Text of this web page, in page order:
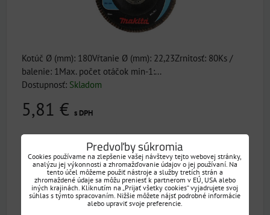
Kotúč Ø (mm): 180Vŕtanie Ø (mm): 22,23Zrnitosť: 80Ks /
balenie: 1Max. počet otáčok min-1:...
Dostupnosť: Skladom
5,81 € s DPH
7,27 €s DPH Zľava 1,45 €
ks DO KOŠÍKA
P-65458
Predvoľby súkromia
Cookies používame na zlepšenie vašej návštevy tejto webovej stránky,
analýzu jej výkonnosti a zhromažďovanie údajov o jej používaní. Na
tento účel môžeme použiť nástroje a služby tretích strán a
zhromaždené údaje sa môžu preniesť k partnerom v EÚ, USA alebo
iných krajinách. Kliknutím na „Prijať všetky cookies“ vyjadrujete svoj
súhlas s týmto spracovaním. Nižšie môžete nájsť podrobné informácie
alebo upraviť svoje preferencie.